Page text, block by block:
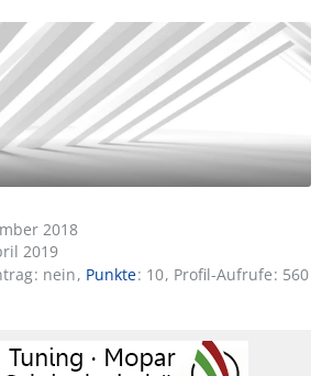
2018
2019
nein Punkte 10 Profil-Aufrufe 560